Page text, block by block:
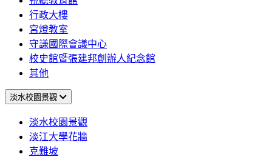
行政大樓
宮燈教室
守謙國際會議中心
校史館暨張建邦創辦人紀念館
其他
淡水校園景觀
淡水校園景觀
淡江大學花牆
克難坡